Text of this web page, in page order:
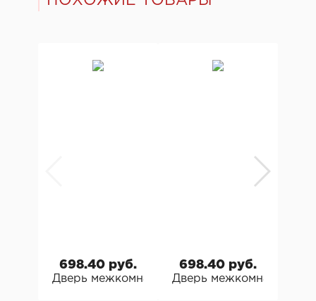
698.40 руб.
Дверь межкомнатная Граддоор Graddoor
698.40 руб.
Дверь межкомнатная